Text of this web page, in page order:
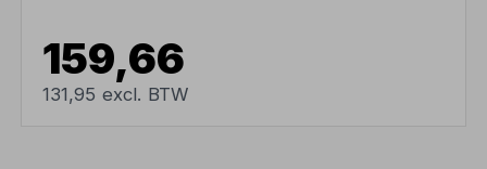
159,66
131,95 excl. BTW